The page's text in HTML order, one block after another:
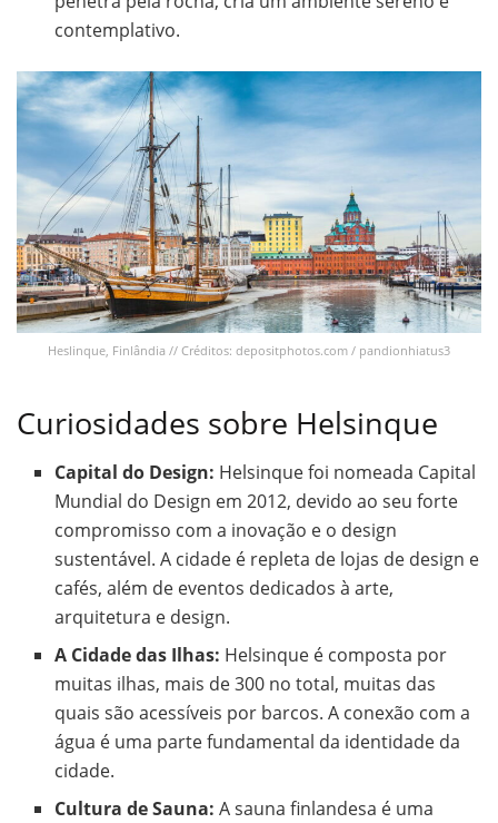
contemplativo.
Heslinque, Finlândia // Créditos: depositphotos.com / pandionhiatus3
Curiosidades sobre Helsinque
Capital do Design: Helsinque foi nomeada Capital
Mundial do Design em 2012, devido ao seu forte
compromisso com a inovação e o design
sustentável. A cidade é repleta de lojas de design e
cafés, além de eventos dedicados à arte,
arquitetura e design.
A Cidade das Ilhas: Helsinque é composta por
muitas ilhas, mais de 300 no total, muitas das
quais são acessíveis por barcos. A conexão com a
água é uma parte fundamental da identidade da
cidade.
Cultura de Sauna: A sauna finlandesa é uma